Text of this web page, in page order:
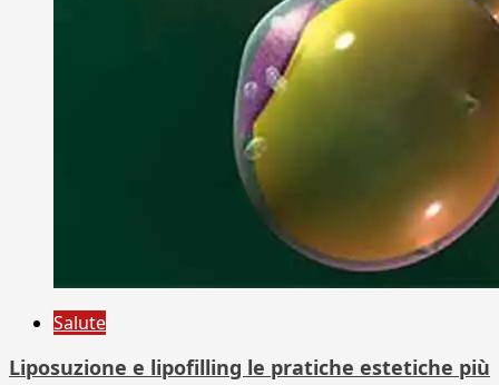
Salute
Liposuzione e lipofilling le pratiche estetiche più